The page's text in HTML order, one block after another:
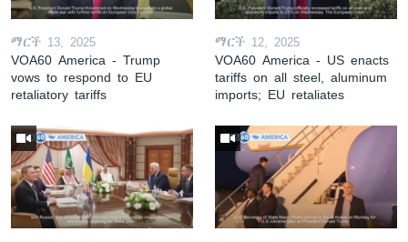
ማርች 13, 2025
VOA60 America - Trump
vows to respond to EU
retaliatory tariffs
ማርች 12, 2025
VOA60 America - US enacts
tariffs on all steel, aluminum
imports; EU retaliates